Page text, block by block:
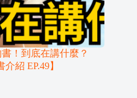
！到底在講什麼？
紹 EP.49】